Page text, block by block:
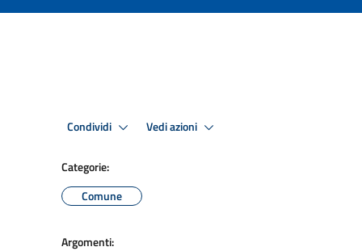
Condividi Vedi azioni
Categorie:
Comune
Argomenti: